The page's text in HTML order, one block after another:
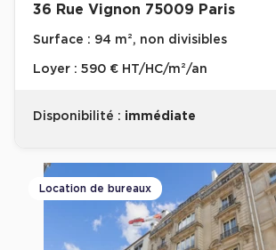
36 Rue Vignon 75009 Paris
Surface : 94 m², non divisibles
Loyer : 590 € HT/HC/m²/an
Disponibilité : immédiate
Location de bureaux